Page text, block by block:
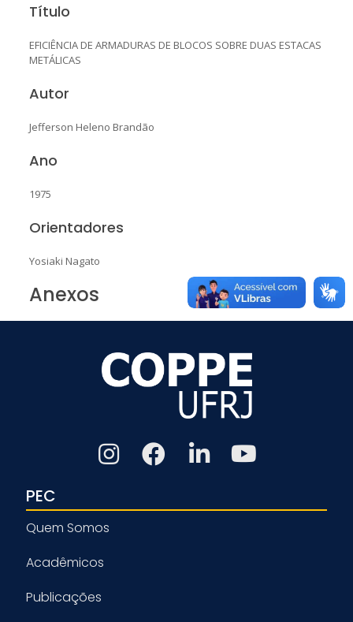
Título
EFICIÊNCIA DE ARMADURAS DE BLOCOS SOBRE DUAS ESTACAS
METÁLICAS
Autor
Jefferson Heleno Brandão
Ano
1975
Orientadores
Yosiaki Nagato
Anexos
PEC
Quem Somos
Acadêmicos
Publicações